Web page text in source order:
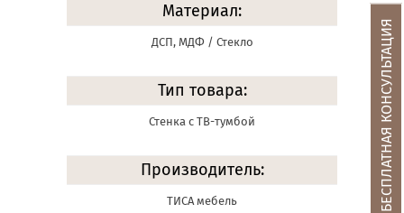
Материал:
ДСП, МДФ / Стекло
Тип товара:
Стенка с ТВ-тумбой
Производитель:
ТИСА мебель БЕСПЛАТНАЯ КОНСУЛЬТАЦИЯ